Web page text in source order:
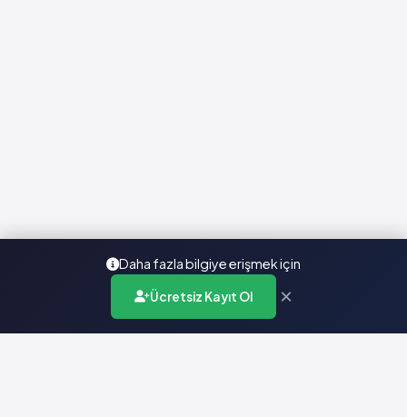
Daha fazla bilgiye erişmek için
Ücretsiz Kayıt Ol ×